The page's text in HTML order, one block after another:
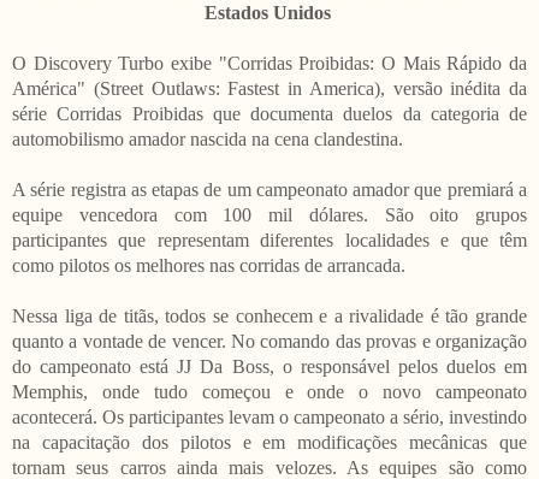
Estados Unidos
O Discovery Turbo exibe "Corridas Proibidas: O Mais Rápido da
América" (Street Outlaws: Fastest in America), versão inédita da
série Corridas Proibidas que documenta duelos da categoria de
automobilismo amador nascida na cena clandestina.
A série registra as etapas de um campeonato amador que premiará a
equipe vencedora com 100 mil dólares. São oito grupos
participantes que representam diferentes localidades e que têm
como pilotos os melhores nas corridas de arrancada.
Nessa liga de titãs, todos se conhecem e a rivalidade é tão grande
quanto a vontade de vencer. No comando das provas e organização
do campeonato está JJ Da Boss, o responsável pelos duelos em
Memphis, onde tudo começou e onde o novo campeonato
acontecerá. Os participantes levam o campeonato a sério, investindo
na capacitação dos pilotos e em modificações mecânicas que
tornam seus carros ainda mais velozes. As equipes são como